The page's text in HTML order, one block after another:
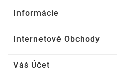
Informácie
Internetové Obchody
Váš Účet